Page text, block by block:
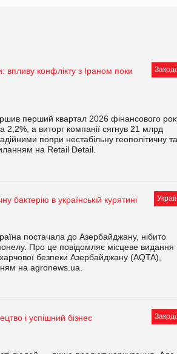
впливу конфлікту з Іраном поки
перший квартал 2026 фінансового
2,2%, а виторг компанії сягнув 21 млрд
попри нестабільну геополітичну та
на Retail Detail.
бактерію в українській курятині
постачала до Азербайджану, нібито
Про це повідомляє місцеве видання
безпеки Азербайджану (AQTA),
на agronews.ua.
і успішний бізнес